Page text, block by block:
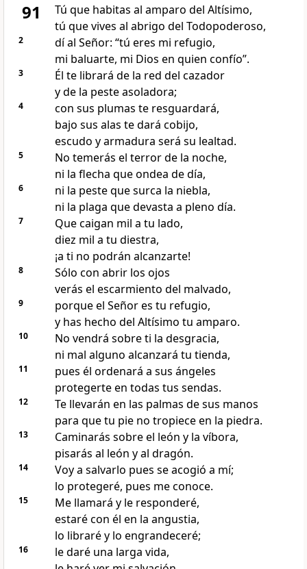
91
Tú que habitas al amparo del Altísimo,
tú que vives al abrigo del Todopoderoso,
2
dí al Señor: “tú eres mi refugio,
mi baluarte, mi Dios en quien confío”.
3
Él te librará de la red del cazador
y de la peste asoladora;
4
con sus plumas te resguardará,
bajo sus alas te dará cobijo,
escudo y armadura será su lealtad.
5
No temerás el terror de la noche,
ni la flecha que ondea de día,
6
ni la peste que surca la niebla,
ni la plaga que devasta a pleno día.
7
Que caigan mil a tu lado,
diez mil a tu diestra,
¡a ti no podrán alcanzarte!
8
Sólo con abrir los ojos
verás el escarmiento del malvado,
9
porque el Señor es tu refugio,
y has hecho del Altísimo tu amparo.
10
No vendrá sobre ti la desgracia,
ni mal alguno alcanzará tu tienda,
11
pues él ordenará a sus ángeles
protegerte en todas tus sendas.
12
Te llevarán en las palmas de sus manos
para que tu pie no tropiece en la piedra.
13
Caminarás sobre el león y la víbora,
pisarás al león y al dragón.
14
Voy a salvarlo pues se acogió a mí;
lo protegeré, pues me conoce.
15
Me llamará y le responderé,
estaré con él en la angustia,
lo libraré y lo engrandeceré;
16
le daré una larga vida,